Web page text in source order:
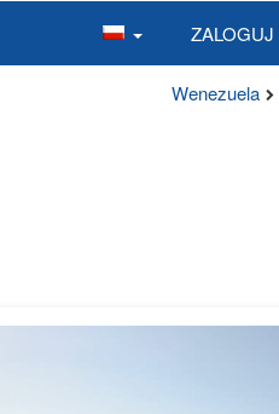
ZALOGUJ
Wenezuela